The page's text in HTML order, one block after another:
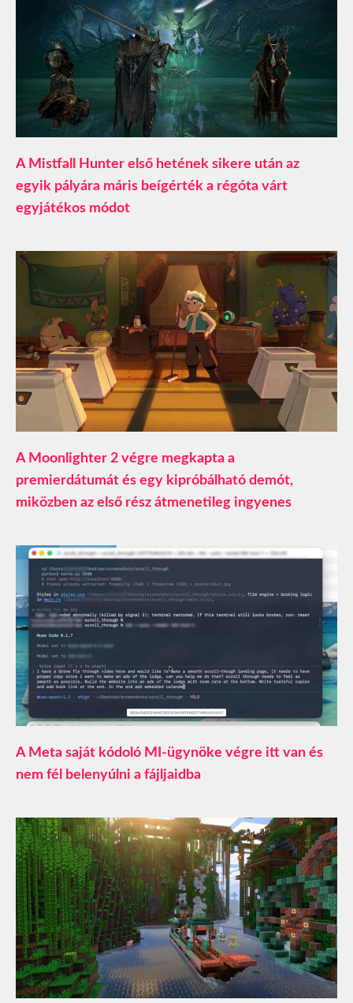
A Mistfall Hunter első hetének sikere után az
egyik pályára máris beígérték a régóta várt
egyjátékos módot
A Moonlighter 2 végre megkapta a
premierdátumát és egy kipróbálható demót,
miközben az első rész átmenetileg ingyenes
A Meta saját kódoló MI-ügynöke végre itt van és
nem fél belenyúlni a fájljaidba